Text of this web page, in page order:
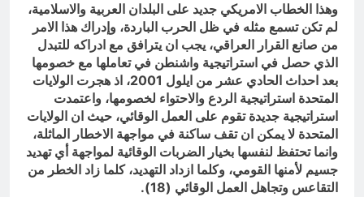
وهذا الخطاب الامريكي جديد على البلدان العربية والاسلامية،
لم تكن تسمع مثله في ظل الحرب الباردة، وإدراك هذا الامر
من صانع القرار العراقي، يجب ان يترافق مع ادراكه للتبدل
الذي حصل في استراتيجية واشنطن في تعاملها مع خصومها
بعد احداث الحادي عشر من ايلول 2001، اذ هجرت الولايات
المتحدة استراتيجية الردع والاحتواء لخصومها، واعتمدت
استراتيجية جديدة تقوم على العمل الوقائي، حيث ان الولايات
المتحدة لا يمكن ان تقف ساكنة في مواجهة الاخطار الماثلة،
وانما تحتفظ لنفسها بخيار الضربات الوقائية لمواجهة أي تهديد
جسيم لأمنها القومي، وكلما ازداد التهديد، كلما زاد الخطر من
التقاعس وتجاهل العمل الوقائي (18).